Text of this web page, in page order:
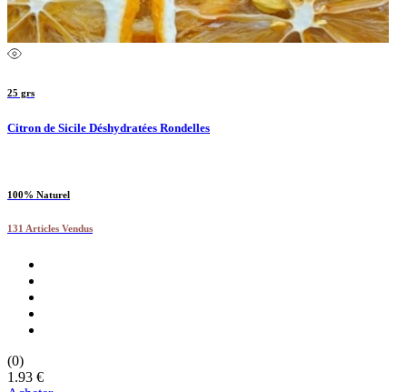
25 grs
Citron de Sicile Déshydratées Rondelles
100% Naturel
131 Articles Vendus
(0)
1.93 €